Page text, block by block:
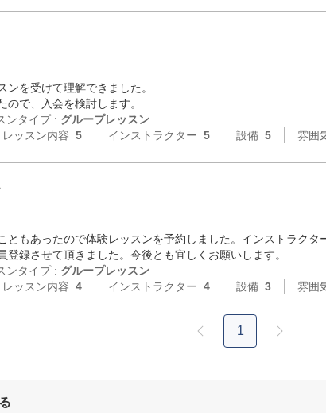
を受けて理解できました。
で、入会を検討します。
ンタイプ : グループレッスン
レッスン内容 5 インストラクター 5 設備 5 雰囲
ともあったので体験レッスンを予約しました。インストラク
登録させて頂きました。今後とも宜しくお願いします。
ンタイプ : グループレッスン
レッスン内容 4 インストラクター 4 設備 3 雰囲
1